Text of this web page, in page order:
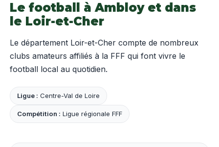
Le football à Ambloy et dans
le Loir-et-Cher
Le département Loir-et-Cher compte de nombreux
clubs amateurs affiliés à la FFF qui font vivre le
football local au quotidien.
Ligue : Centre-Val de Loire
Compétition : Ligue régionale FFF